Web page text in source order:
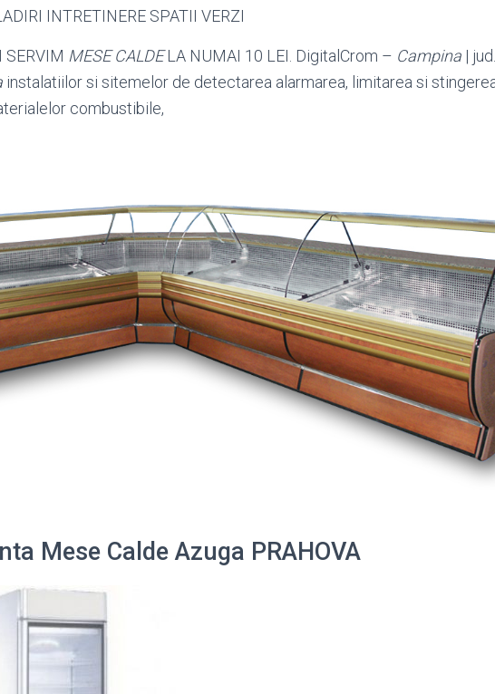
INTRETINERE SPATII VERZI
SERVIM MESE CALDELA NUMAI 10 LEI. DigitalCrom – Campina |
instalatiilor si sitemelor de detectarea alarmarea, limitarea si
combustibile,
Mese Calde Azuga PRAHOVA